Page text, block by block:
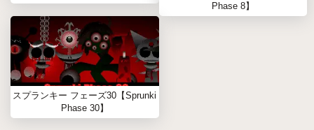
Phase 8】
スプランキー フェーズ30【Sprunki
Phase 30】